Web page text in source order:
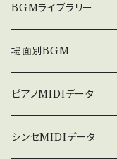
中北利男 夢シリーズ
５０８曲シリーズ
３６０曲シリーズ
BGMライブラリー
オルゴール
場面別BGM
悲しい
暗い
ピアノMIDIデータ
シンセMIDIデータ